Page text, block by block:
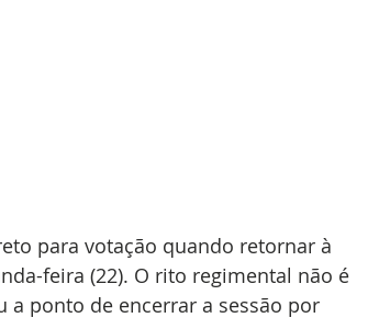
para votação quando retornar à
feira (22). O rito regimental não é
a ponto de encerrar a sessão por